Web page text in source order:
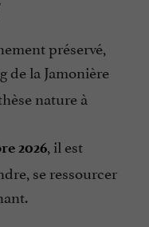
préservé,
de la Jamonière
nature à
2026, il est
se ressourcer